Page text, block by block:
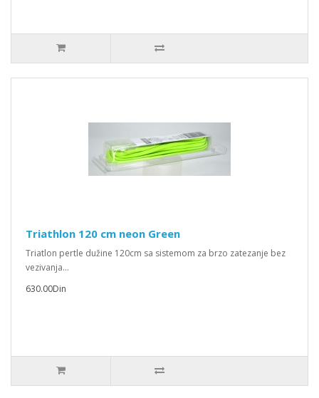
Triathlon 120 cm neon Green
Triatlon pertle dužine 120cm sa sistemom za brzo zatezanje bez
vezivanja...
630.00Din